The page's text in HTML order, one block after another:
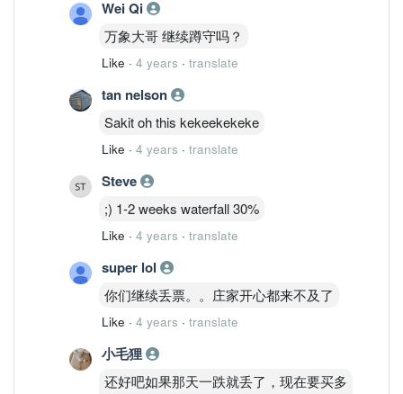
Wei Qi
万象大哥 继续蹲守吗？
Like · 4 years · translate
tan nelson
Sakit oh this kekeekekeke
Like · 4 years · translate
Steve
;) 1-2 weeks waterfall 30%
Like · 4 years · translate
super lol
你们继续丢票。。庄家开心都来不及了
Like · 4 years · translate
小毛狸
还好吧如果那天一跌就丢了，现在要买多